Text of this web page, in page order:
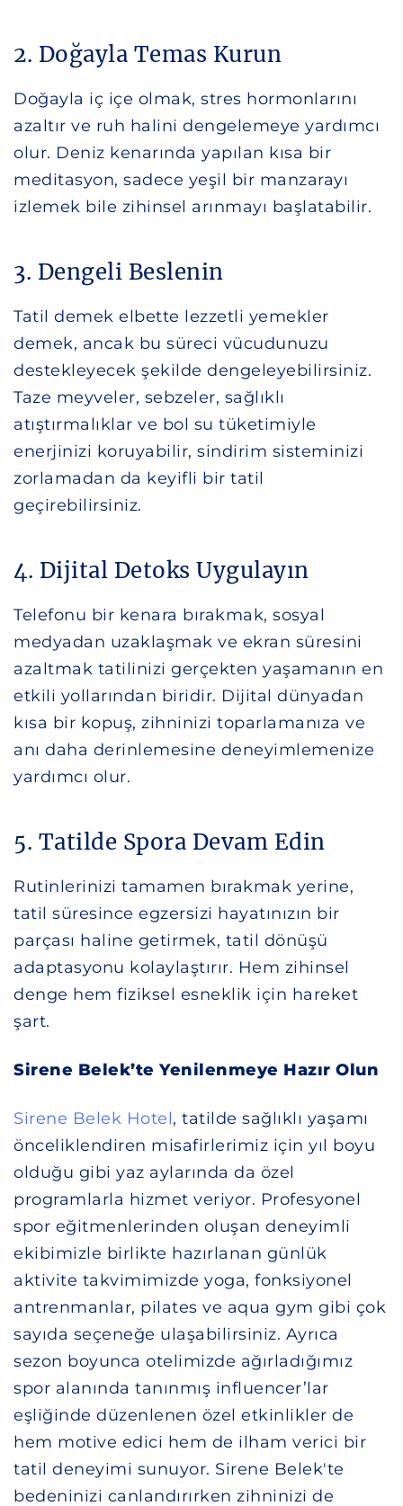
2. Doğayla Temas Kurun
Doğayla iç içe olmak, stres hormonlarını
azaltır ve ruh halini dengelemeye yardımcı
olur. Deniz kenarında yapılan kısa bir
meditasyon, sadece yeşil bir manzarayı
izlemek bile zihinsel arınmayı başlatabilir.
3. Dengeli Beslenin
Tatil demek elbette lezzetli yemekler
demek, ancak bu süreci vücudunuzu
destekleyecek şekilde dengeleyebilirsiniz.
Taze meyveler, sebzeler, sağlıklı
atıştırmalıklar ve bol su tüketimiyle
enerjinizi koruyabilir, sindirim sisteminizi
zorlamadan da keyifli bir tatil
geçirebilirsiniz.
4. Dijital Detoks Uygulayın
Telefonu bir kenara bırakmak, sosyal
medyadan uzaklaşmak ve ekran süresini
azaltmak tatilinizi gerçekten yaşamanın en
etkili yollarından biridir. Dijital dünyadan
kısa bir kopuş, zihninizi toparlamanıza ve
anı daha derinlemesine deneyimlemenize
yardımcı olur.
5. Tatilde Spora Devam Edin
Rutinlerinizi tamamen bırakmak yerine,
tatil süresince egzersizi hayatınızın bir
parçası haline getirmek, tatil dönüşü
adaptasyonu kolaylaştırır. Hem zihinsel
denge hem fiziksel esneklik için hareket
şart.
Sirene Belek’te Yenilenmeye Hazır Olun
Sirene Belek Hotel, tatilde sağlıklı yaşamı
önceliklendiren misafirlerimiz için yıl boyu
olduğu gibi yaz aylarında da özel
programlarla hizmet veriyor. Profesyonel
spor eğitmenlerinden oluşan deneyimli
ekibimizle birlikte hazırlanan günlük
aktivite takvimimizde yoga, fonksiyonel
antrenmanlar, pilates ve aqua gym gibi çok
sayıda seçeneğe ulaşabilirsiniz. Ayrıca
sezon boyunca otelimizde ağırladığımız
spor alanında tanınmış influencer’lar
eşliğinde düzenlenen özel etkinlikler de
hem motive edici hem de ilham verici bir
tatil deneyimi sunuyor. Sirene Belek'te
bedeninizi canlandırırken zihninizi de